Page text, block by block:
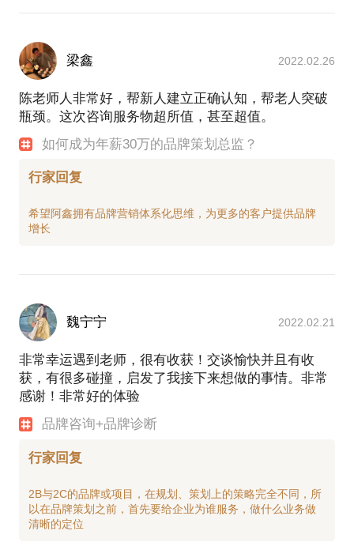
梁鑫 2022.02.26
陈老师人非常好，帮新人建立正确认知，帮老人突破
瓶颈。这次咨询服务物超所值，甚至超值。
如何成为年薪30万的品牌策划总监？
行家回复
希望阿鑫拥有品牌营销体系化思维，为更多的客户提供品牌
魏宁宁 2022.02.21
非常幸运遇到老师，很有收获！交谈愉快并且有收
获，有很多碰撞，启发了我接下来想做的事情。非常
感谢！非常好的体验
品牌咨询+品牌诊断
行家回复
2B与2C的品牌或项目，在规划、策划上的策略完全不同，所
以在品牌策划之前，首先要给企业为谁服务，做什么业务做